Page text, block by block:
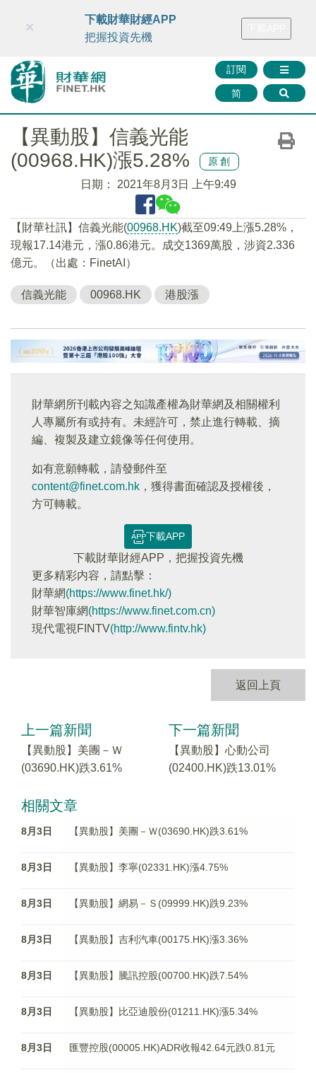
財華智庫網 FINTV FINMETA 財華證券 媒體矩陣
訂閱
简
×
下載財華財經APP
把握投資先機
【異動股】信義光能
(00968.HK)漲5.28%
原創
日期： 2021年8月3日 上午9:49
【財華社訊】信義光能(00968.HK)截至09:49上漲5.28%，
現報17.14港元，漲0.86港元。成交1369萬股，涉資2.336
億元。（出處：FinetAI）
信義光能 00968.HK 港股漲
財華網所刊載內容之知識產權為財華網及相關權利
人專屬所有或持有。未經許可，禁止進行轉載、摘
編、複製及建立鏡像等任何使用。
如有意願轉載，請發郵件至
content@finet.com.hk ，獲得書面確認及授權後，
方可轉載。
下載APP
下載財華財經APP，把握投資先機
更多精彩内容，請點擊：
財華網(https://www.finet.hk/)
財華智庫網(https://www.finet.com.cn)
現代電視FINTV(http://www.fintv.hk)
返回上頁
上一篇新聞
【異動股】美團－Ｗ
(03690.HK)跌3.61%
下一篇新聞
【異動股】心動公司
(02400.HK)跌13.01%
相關文章
8月3日 【異動股】美團－Ｗ(03690.HK)跌3.61%
8月3日 【異動股】李寧(02331.HK)漲4.75%
8月3日 【異動股】網易－Ｓ(09999.HK)跌9.23%
8月3日 【異動股】吉利汽車(00175.HK)漲3.36%
8月3日 【異動股】騰訊控股(00700.HK)跌7.54%
8月3日 【異動股】比亞迪股份(01211.HK)漲5.34%
8月3日 匯豐控股(00005.HK)ADR收報42.64元跌0.81元